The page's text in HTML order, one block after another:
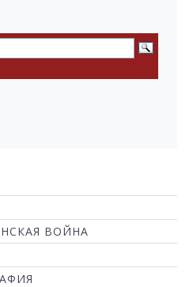
ВОЙНА